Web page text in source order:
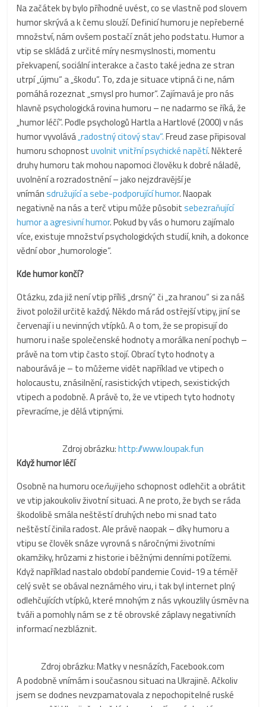
Na začátek by bylo příhodné uvést, co se vlastně pod slovem
humor skrývá a k čemu slouží. Definicí humoru je nepřeberné
množství, nám ovšem postačí znát jeho podstatu. Humor a
vtip se skládá z určité míry nesmyslnosti, momentu
překvapení, sociální interakce a často také jedna ze stran
utrpí „újmu“ a „škodu“. To, zda je situace vtipná či ne, nám
pomáhá rozeznat „smysl pro humor“. Zajímavá je pro nás
hlavně psychologická rovina humoru – ne nadarmo se říká, že
„humor léčí“. Podle psychologů Hartla a Hartlové (2000) v nás
humor vyvolává„radostný citový stav“.Freud zase připisoval
humoru schopnostuvolnit vnitřní psychické napětí. Některé
druhy humoru tak mohou napomoci člověku k dobré náladě,
uvolnění a rozradostnění – jako nejzdravější je
vnímánsdružující a sebe-podporující humor. Naopak
negativně na nás a terč vtipu může působitsebezraňující
humor a agresivní humor. Pokud by vás o humoru zajímalo
více, existuje množství psychologických studií, knih, a dokonce
vědní obor „humorologie“.
Kde humor končí?
Otázku, zda již není vtip příliš „drsný“ či „za hranou“ si za náš
život položil určitě každý. Někdo má rád ostřejší vtipy, jiní se
červenají i u nevinných vtípků. A o tom, že se propisují do
humoru i naše společenské hodnoty a morálka není pochyb –
právě na tom vtip často stojí. Obrací tyto hodnoty a
nabourává je – to můžeme vidět například ve vtipech o
holocaustu, znásilnění, rasistických vtipech, sexistických
vtipech a podobně. A právě to, že ve vtipech tyto hodnoty
převracíme, je dělá vtipnými.
Zdroj obrázku:http://www.loupak.fun
Když humor léčí
Osobně na humoru oceňujijeho schopnost odlehčit a obrátit
ve vtip jakoukoliv životní situaci. A ne proto, že bych se ráda
škodolibě smála neštěstí druhých nebo mi snad tato
neštěstí činila radost. Ale právě naopak – díky humoru a
vtipu se člověk snáze vyrovná s náročnými životními
okamžiky, hrůzami z historie i běžnými denními potížemi.
Když například nastalo období pandemie Covid-19 a téměř
celý svět se obával neznámého viru, i tak byl internet plný
odlehčujících vtípků, které mnohým z nás vykouzlily úsměv na
tváři a pomohly nám se z té obrovské záplavy negativních
informací nezbláznit.
Zdroj obrázku: Matky v nesnázích, Facebook.com
A podobně vnímám i současnou situaci na Ukrajině. Ačkoliv
jsem se dodnes nevzpamatovala z nepochopitelné ruské